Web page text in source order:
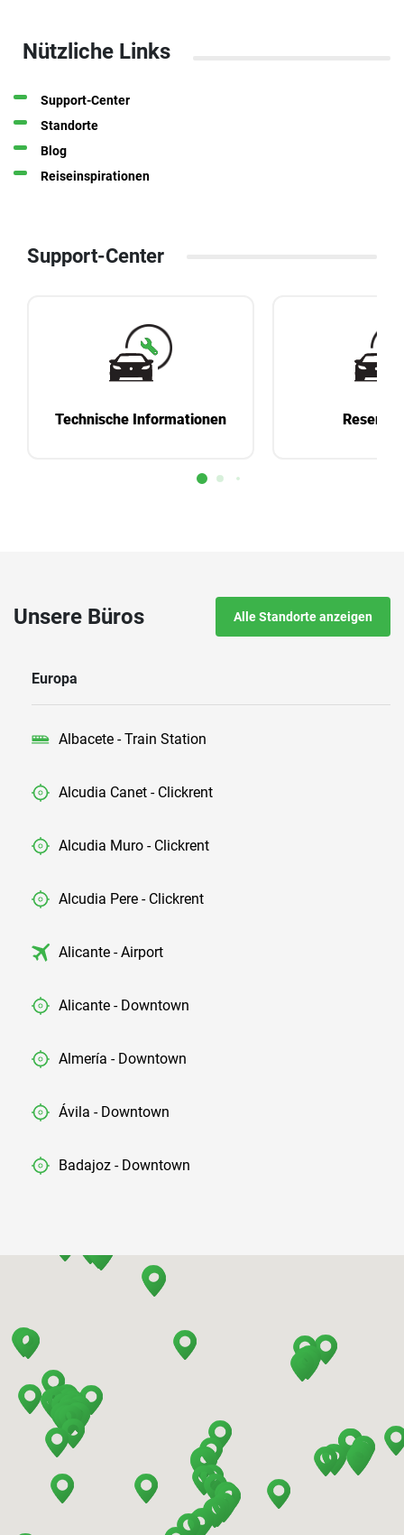
Nützliche Links
Support-Center
Standorte
Blog
Reiseinspirationen
Support-Center
Technische Informationen
Unsere Büros Alle Standorte anzeigen
Europa
Albacete - Train Station
Alcudia Canet - Clickrent
Alcudia Muro - Clickrent
Alcudia Pere - Clickrent
Alicante - Airport
Alicante - Downtown
Almería - Downtown
Ávila - Downtown
Badajoz - Downtown
Barcelona - El Prat
Barcelona - Mataro
Barcelona - Terrassa
Benidorm - Downtown